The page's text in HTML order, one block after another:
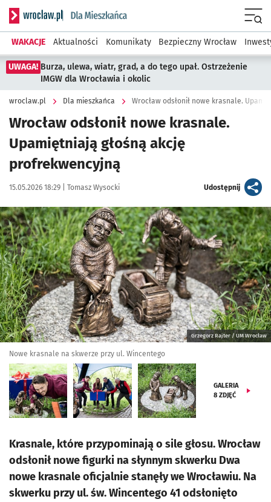
Serwis informacyjny wroclaw.pl podserwis: Dla mieszkańca
WAKACJE Aktualności Komunikaty Bezpieczny Wrocław
UWAGA! Burza, ulewa, wiatr, grad, a do tego upał. Ostrzeżenie
IMGW dla Wrocławia i okolic
wroclaw.pl Dla mieszkańca Wrocław odsłonił nowe krasnale.
Wrocław odsłonił nowe krasnale.
Upamiętniają głośną akcję
profrekwencyjną
Data publikacji:
15.05.2026 18:29 | Autor:
Tomasz Wysocki Udostępnijartykuł
Kliknij, aby zobaczyć galerię
Grzegorz Rajter / UM Wrocław
Nowe krasnale na skwerze przy ul. Wincentego
GALERIA
8 ZDJĘĆ
Krasnale, które przypominają o sile głosu. Wrocław
odsłonił nowe figurki na słynnym skwerku Dwa
nowe krasnale oficjalnie stanęły we Wrocławiu. Na
skwerku przy ul. św. Wincentego 41 odsłonięto